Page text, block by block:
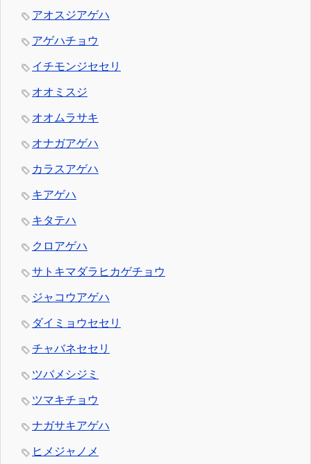
アオスジアゲハ
アゲハチョウ
イチモンジセセリ
オオミスジ
オオムラサキ
オナガアゲハ
カラスアゲハ
キアゲハ
キタテハ
クロアゲハ
サトキマダラヒカゲチョウ
ジャコウアゲハ
ダイミョウセセリ
チャバネセセリ
ツバメシジミ
ツマキチョウ
ナガサキアゲハ
ヒメジャノメ